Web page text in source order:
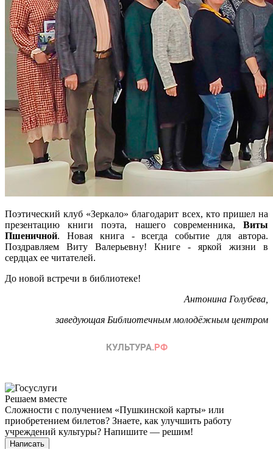
Поэтический клуб «Зеркало» благодарит всех, кто пришел на
презентацию книги поэта, нашего современника, Виты
Пшеничной. Новая книга - всегда событие для автора.
Поздравляем Виту Валерьевну! Книге - яркой жизни в
сердцах ее читателей.
До новой встречи в библиотеке!
Антонина Голубева,
заведующая Библиотечным молодёжным центром
Решаем вместе
Сложности с получением «Пушкинской карты» или
приобретением билетов? Знаете, как улучшить работу
учреждений культуры? Напишите — решим!
Написать